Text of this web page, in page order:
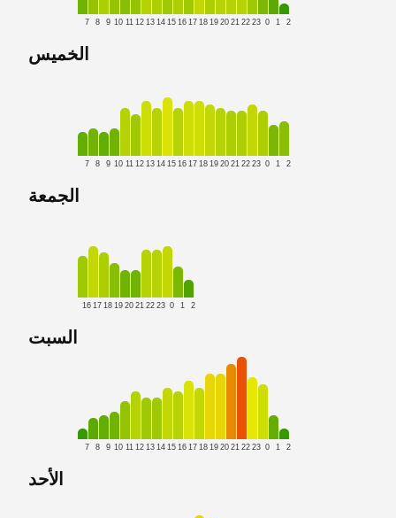
7 8 9 10 11 12 13 14 15 16 17 18 19 20 21 22 23 0 1 2
الخميس
7 8 9 10 11 12 13 14 15 16 17 18 19 20 21 22 23 0 1 2
الجمعة
16 17 18 19 20 21 22 23 0 1 2
السبت
7 8 9 10 11 12 13 14 15 16 17 18 19 20 21 22 23 0 1 2
الأحد